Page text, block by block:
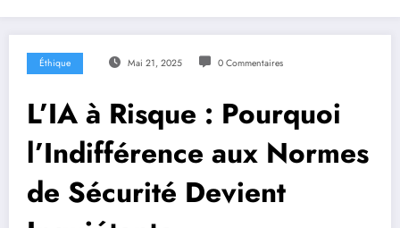
Éthique Mai 21, 2025 0 Commentaires
L’IA à Risque : Pourquoi
l’Indifférence aux Normes
de Sécurité Devient